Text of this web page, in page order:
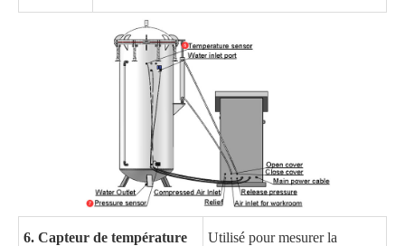
6. Capteur de température Utilisé pour mesurer la